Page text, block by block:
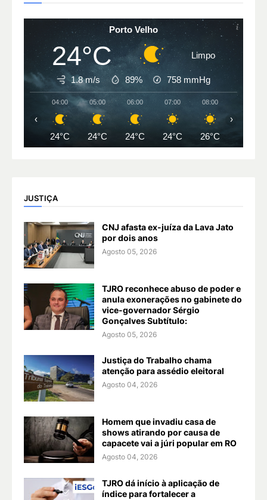
Porto Velho
24°C Limpo
1.8 m/s 89% 758 mmHg
04:00
24°C
05:00
24°C
06:00
24°C
07:00
24°C
08:00
26°C
‹ ›
JUSTIÇA
CNJ afasta ex-juíza da Lava Jato
por dois anos
Agosto 05, 2026
TJRO reconhece abuso de poder e
anula exonerações no gabinete do
vice-governador Sérgio
Gonçalves Subtítulo:
Agosto 05, 2026
Justiça do Trabalho chama
atenção para assédio eleitoral
Agosto 04, 2026
Homem que invadiu casa de
shows atirando por causa de
capacete vai a júri popular em RO
Agosto 04, 2026
TJRO dá início à aplicação de
índice para fortalecer a